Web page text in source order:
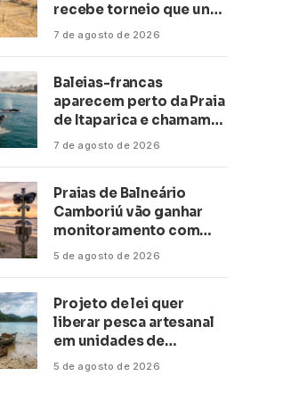
recebe torneio que une
esporte, lazer e mar
7 de agosto de 2026
Baleias-francas
aparecem perto da Praia
de Itaparica e chamam
atenção no litoral do
7 de agosto de 2026
Praias de Balneário
Camboriú vão ganhar
monitoramento com
inteligência artificial
5 de agosto de 2026
Projeto de lei quer
liberar pesca artesanal
em unidades de
conservação
5 de agosto de 2026